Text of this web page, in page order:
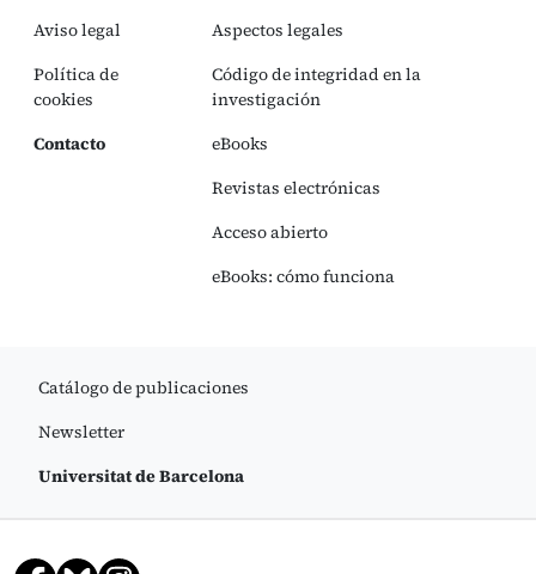
Aviso legal
Política de
cookies
Contacto
Aspectos legales
Código de integridad en la
investigación
eBooks
Revistas electrónicas
Acceso abierto
eBooks: cómo funciona
Catálogo de publicaciones
Newsletter
Universitat de Barcelona